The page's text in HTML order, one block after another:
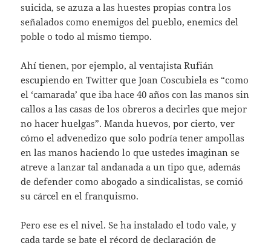
suicida, se azuza a las huestes propias contra los
señalados como enemigos del pueblo, enemics del
poble o todo al mismo tiempo.
Ahí tienen, por ejemplo, al ventajista Rufián
escupiendo en Twitter que Joan Coscubiela es “como
el ‘camarada’ que iba hace 40 años con las manos sin
callos a las casas de los obreros a decirles que mejor
no hacer huelgas”. Manda huevos, por cierto, ver
cómo el advenedizo que solo podría tener ampollas
en las manos haciendo lo que ustedes imaginan se
atreve a lanzar tal andanada a un tipo que, además
de defender como abogado a sindicalistas, se comió
su cárcel en el franquismo.
Pero ese es el nivel. Se ha instalado el todo vale, y
cada tarde se bate el récord de declaración de